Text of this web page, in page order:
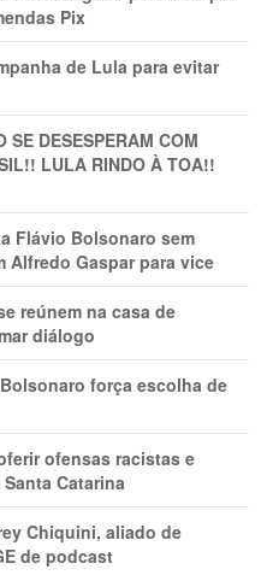
Pix
de Lula para evitar
SE DESESPERAM COM
LULA RINDO À TOA!!
Flávio Bolsonaro sem
Alfredo Gaspar para vice
reúnem na casa de
diálogo
força escolha de
ofensas racistas e
Catarina
Chiquini, aliado de
de podcast